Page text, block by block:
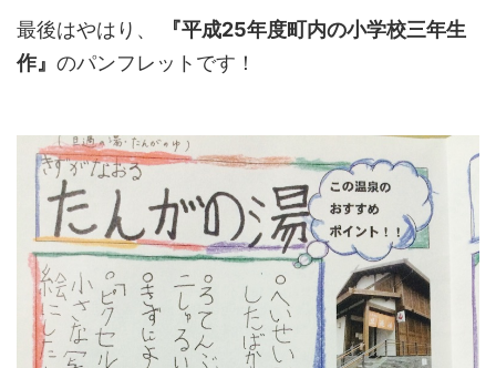
最後はやはり、
『平成25年度町内の小学校三年生
作』 のパンフレットです！